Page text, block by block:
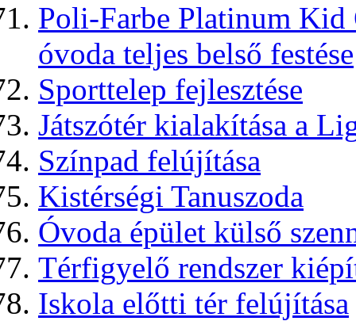
Poli-Farbe Platinum Kid
óvoda teljes belső festése
Sporttelep fejlesztése
Játszótér kialakítása a
Színpad felújítása
Kistérségi Tanuszoda
Óvoda épület külső
Térfigyelő rendszer
Iskola előtti tér felújítása